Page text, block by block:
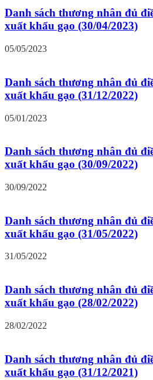
Danh sách thương nhân đủ
xuất khẩu gạo (30/04/2023)
05/05/2023
Danh sách thương nhân đủ
xuất khẩu gạo (31/12/2022)
05/01/2023
Danh sách thương nhân đủ
xuất khẩu gạo (30/09/2022)
30/09/2022
Danh sách thương nhân đủ
xuất khẩu gạo (31/05/2022)
31/05/2022
Danh sách thương nhân đủ
xuất khẩu gạo (28/02/2022)
28/02/2022
Danh sách thương nhân đủ
xuất khẩu gạo (31/12/2021)